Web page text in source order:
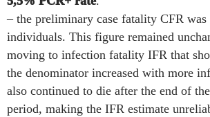
– the preliminary case fatality CFR was
individuals. This figure remained
moving to infection fatality IFR that
the denominator increased with more
also continued to die after the end of
period, making the IFR estimate